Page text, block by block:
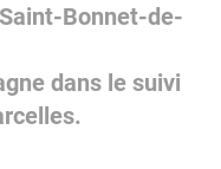
Bonnet-de-
dans le suivi